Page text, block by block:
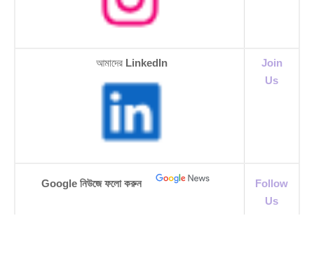
আমাদের LinkedIn
Join
Us
Google নিউজে ফলো করুন
Follow
Us